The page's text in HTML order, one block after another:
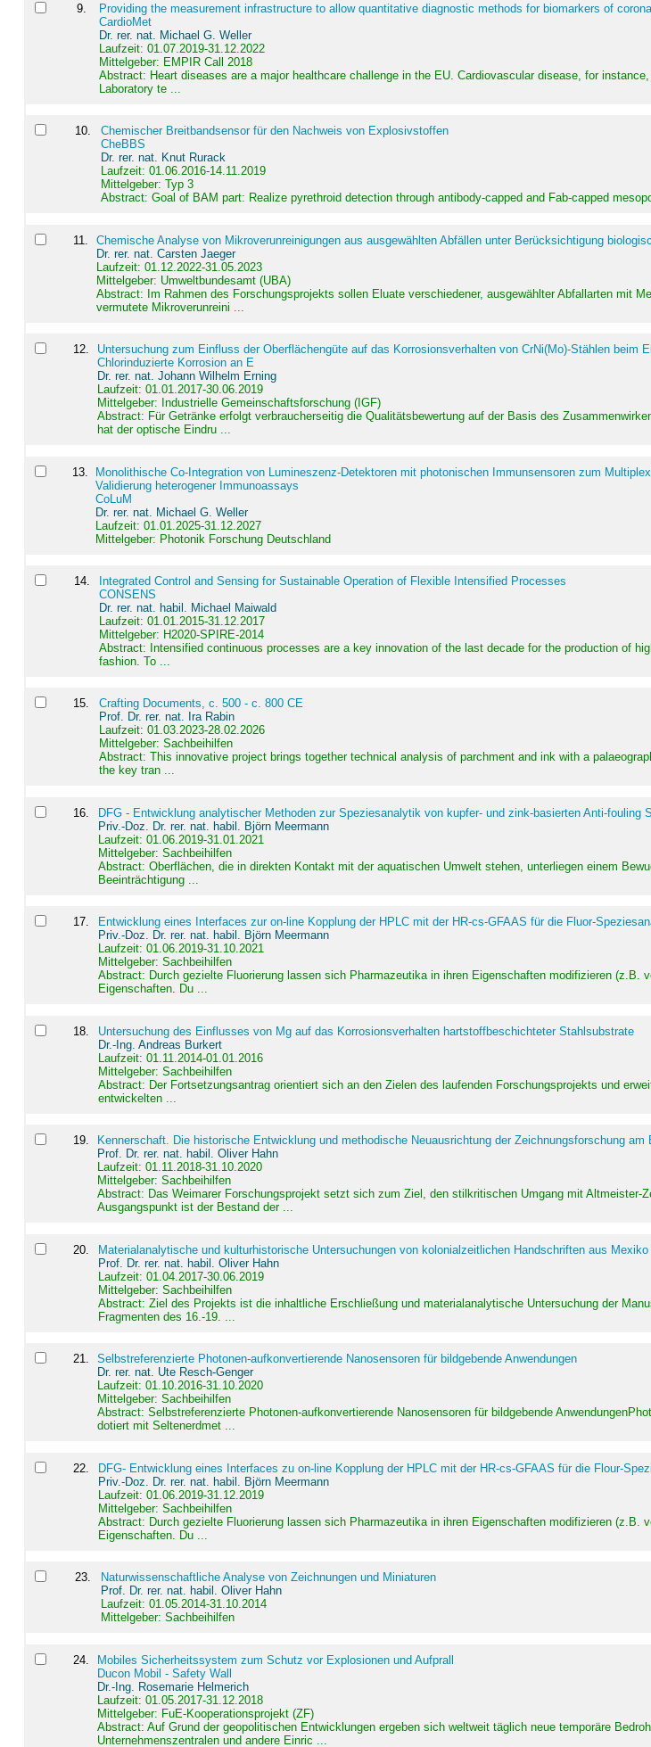
9
Providing the measurement infrastructure to allow quantitative diagnostic methods for biomarkers of
CardioMet
Dr. rer. nat. Michael G. Weller
Laufzeit: 01.07.2019-31.12.2022
Mittelgeber: EMPIR Call 2018
Abstract: Heart diseases are a major healthcare challenge in the EU. Cardiovascular disease, for
Laboratory te ...
10.
Chemischer Breitbandsensor für den Nachweis von Explosivstoffen
CheBBS
Dr. rer. nat. Knut Rurack
Laufzeit: 01.06.2016-14.11.2019
Mittelgeber: Typ 3
Abstract:Goal of BAM part: Realize pyrethroid detection through antibody-capped and Fab-capped
11
Chemische Analyse von Mikroverunreinigungen aus ausgewählten Abfällen unter Berücksichtigung
Dr. rer. nat. Carsten Jaeger
Laufzeit: 01.12.2022-31.05.2023
Mittelgeber: Umweltbundesamt (UBA)
Abstract: Im Rahmen des Forschungsprojekts sollen Eluate verschiedener, ausgewählter Abfallarten mit
vermutete Mikroverunreini ...
12.
Untersuchung zum Einfluss der Oberflächengüte auf das Korrosionsverhalten von CrNi(Mo)-Stählen beim
Chlorinduzierte Korrosion an E
Dr. rer. nat. Johann Wilhelm Erning
Laufzeit: 01.01.2017-30.06.2019
Mittelgeber: Industrielle Gemeinschaftsforschung (IGF)
Abstract: Für Getränke erfolgt verbraucherseitig die Qualitätsbewertung auf der Basis des
hat der optische Eindru ...
13.
Monolithische Co-Integration von Lumineszenz-Detektoren mit photonischen Immunsensoren zum
Validierung heterogener Immunoassays
CoLuM
Dr. rer. nat. Michael G. Weller
Laufzeit: 01.01.2025-31.12.2027
Mittelgeber: Photonik Forschung Deutschland
14.
Integrated Control and Sensing for Sustainable Operation of Flexible Intensified Processes
CONSENS
Dr. rer. nat. habil. Michael Maiwald
Laufzeit: 01.01.2015-31.12.2017
Mittelgeber: H2020-SPIRE-2014
Abstract: Intensified continuous processes are a key innovation of the last decade for the production of
fashion. To ...
15.
Crafting Documents, c. 500 - c. 800 CE
Prof. Dr. rer. nat. Ira Rabin
Laufzeit: 01.03.2023-28.02.2026
Mittelgeber: Sachbeihilfen
Abstract: This innovative project brings together technical analysis of parchment and ink with a
the key tran ...
16
DFG - Entwicklung analytischer Methoden zur Speziesanalytik von kupfer- und zink-basierten Anti-fouling
Priv.-Doz. Dr. rer. nat. habil. Björn Meermann
Laufzeit: 01.06.2019-31.01.2021
Mittelgeber: Sachbeihilfen
Abstract:Oberflächen, die in direkten Kontakt mit der aquatischen Umwelt stehen, unterliegen einem
Beeinträchtigung ...
17.
Entwicklung eines Interfaces zur on-line Kopplung der HPLC mit der HR-cs-GFAAS für die Fluor-
Priv.-Doz. Dr. rer. nat. habil. Björn Meermann
Laufzeit: 01.06.2019-31.10.2021
Mittelgeber: Sachbeihilfen
Abstract: Durch gezielte Fluorierung lassen sich Pharmazeutika in ihren Eigenschaften modifizieren
Eigenschaften. Du ...
18
Untersuchung des Einflusses von Mg auf das Korrosionsverhalten hartstoffbeschichteter Stahlsubstrate
Dr.-Ing. Andreas Burkert
Laufzeit: 01.11.2014-01.01.2016
Mittelgeber: Sachbeihilfen
Abstract: Der Fortsetzungsantrag orientiert sich an den Zielen des laufenden Forschungsprojekts und
entwickelten ...
19.
Kennerschaft. Die historische Entwicklung und methodische Neuausrichtung der Zeichnungsforschung
Prof. Dr. rer. nat. habil. Oliver Hahn
Laufzeit: 01.11.2018-31.10.2020
Mittelgeber: Sachbeihilfen
Abstract: Das Weimarer Forschungsprojekt setzt sich zum Ziel, den stilkritischen Umgang mit
Ausgangspunkt ist der Bestand der ...
20
Materialanalytische und kulturhistorische Untersuchungen von kolonialzeitlichen Handschriften aus
Prof. Dr. rer. nat. habil. Oliver Hahn
Laufzeit: 01.04.2017-30.06.2019
Mittelgeber: Sachbeihilfen
Abstract: Ziel des Projekts ist die inhaltliche Erschließung und materialanalytische Untersuchung der
Fragmenten des 16.-19. ...
21.
Selbstreferenzierte Photonen-aufkonvertierende Nanosensoren für bildgebende Anwendungen
Dr. rer. nat. Ute Resch-Genger
Laufzeit: 01.10.2016-31.10.2020
Mittelgeber: Sachbeihilfen
Abstract:Selbstreferenzierte Photonen-aufkonvertierende Nanosensoren für bildgebende
dotiert mit Seltenerdmet ...
22
DFG- Entwicklung eines Interfaces zu on-line Kopplung der HPLC mit der HR-cs-GFAAS für die Flour-
Priv.-Doz. Dr. rer. nat. habil. Björn Meermann
Laufzeit: 01.06.2019-31.12.2019
Mittelgeber: Sachbeihilfen
Abstract: Durch gezielte Fluorierung lassen sich Pharmazeutika in ihren Eigenschaften modifizieren
Eigenschaften. Du ...
23.
Naturwissenschaftliche Analyse von Zeichnungen und Miniaturen
Prof. Dr. rer. nat. habil. Oliver Hahn
Laufzeit: 01.05.2014-31.10.2014
Mittelgeber: Sachbeihilfen
24.
Mobiles Sicherheitssystem zum Schutz vor Explosionen und Aufprall
Ducon Mobil - Safety Wall
Dr.-Ing. Rosemarie Helmerich
Laufzeit: 01.05.2017-31.12.2018
Mittelgeber: FuE-Kooperationsprojekt (ZF)
Abstract:Auf Grund der geopolitischen Entwicklungen ergeben sich weltweit täglich neue temporäre
Unternehmenszentralen und andere Einric ...